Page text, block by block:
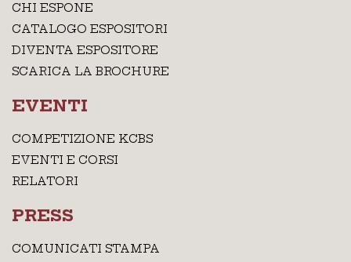
CHI ESPONE
CATALOGO ESPOSITORI
DIVENTA ESPOSITORE
SCARICA LA BROCHURE
EVENTI
COMPETIZIONE KCBS
EVENTI E CORSI
RELATORI
PRESS
COMUNICATI STAMPA